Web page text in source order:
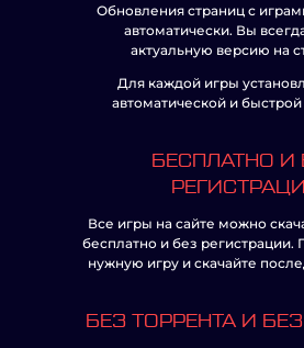
Обновления страниц с
автоматически. Вы
актуальную версию на
Для каждой игры
автоматической и быстрой
БЕСПЛАТНО И
Все игры на сайте можно
бесплатно и без регистрации.
нужную игру и скачайте
БЕЗ ТОРРЕНТА И